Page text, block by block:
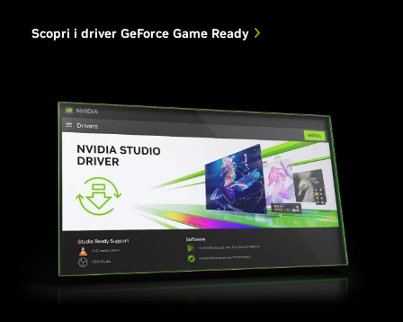
Scopri i driver GeForce Game Ready